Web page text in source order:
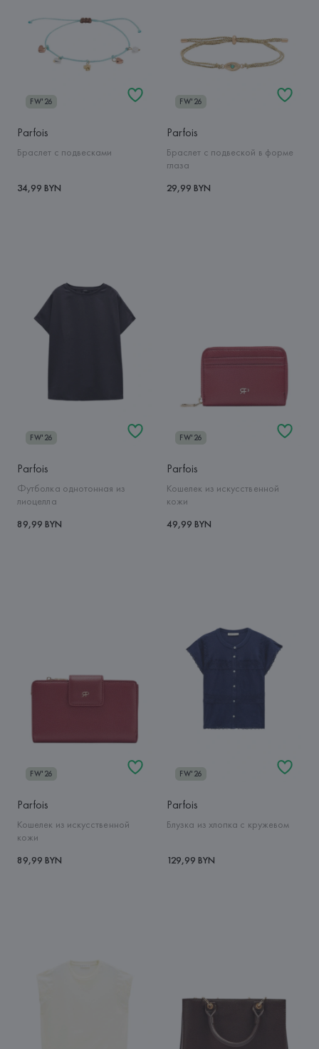
FW'26
Parfois
Браслет с подвесками
34,99 BYN
FW'26
Parfois
Браслет с подвеской в форме
глаза
29,99 BYN
FW'26
Parfois
Футболка однотонная из
лиоцелла
89,99 BYN
FW'26
Parfois
Кошелек из искусственной
кожи
49,99 BYN
FW'26
Parfois
Кошелек из искусственной
кожи
89,99 BYN
FW'26
Parfois
Блузка из хлопка с кружевом
129,99 BYN